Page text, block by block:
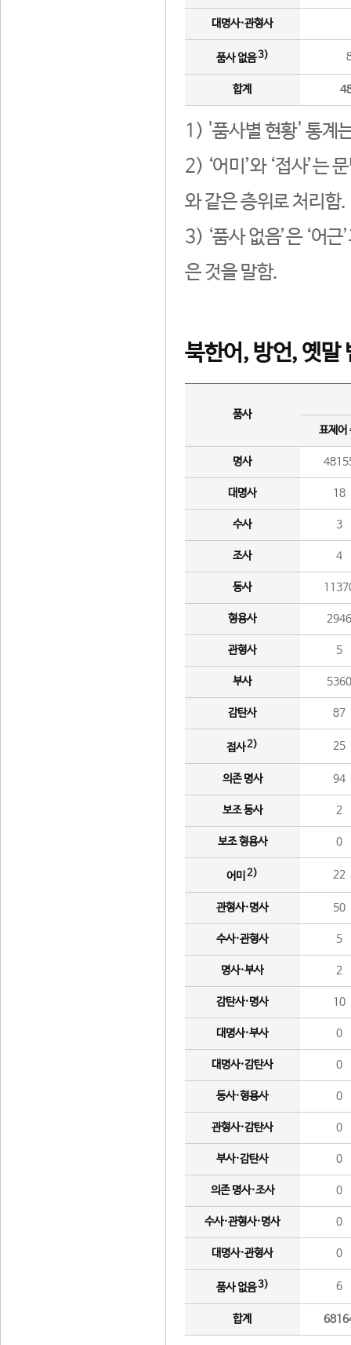
대명사·관형사
품사 없음3)
합계
1) '품사별 현황' 통계
2) ‘어미’와 ‘접사’는
와 같은 층위로 처리함.
3) ‘품사 없음’은 ‘어
은 것을 말함.
북한어, 방언, 옛말
품사
표제어
명사
대명사 18
수사 3
조사 4
동사
형용사 2946
관형사 5
부사 5360
감탄사 87
접사2) 25
의존 명사 94
보조 동사 2
보조 형용사 0
어미 2) 22
관형사·명사 50
수사·관형사 5
명사·부사 2
감탄사·명사 10
대명사·부사 0
대명사·감탄사 0
동사·형용사 0
관형사·감탄사 0
부사·감탄사 0
의존 명사·조사 0
수사·관형사·명사 0
대명사·관형사 0
품사 없음3) 6
합계